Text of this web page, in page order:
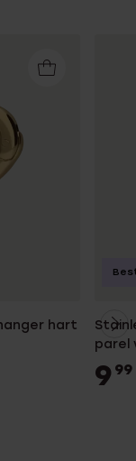
hart
parel
9 99